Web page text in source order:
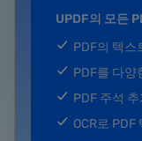
UPDF의 모든
PDF의 텍스
PDF를 다양
PDF 주석
OCR로 PDF